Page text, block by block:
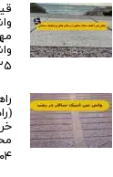
۲۵
۰۴ بهمن ۰۴